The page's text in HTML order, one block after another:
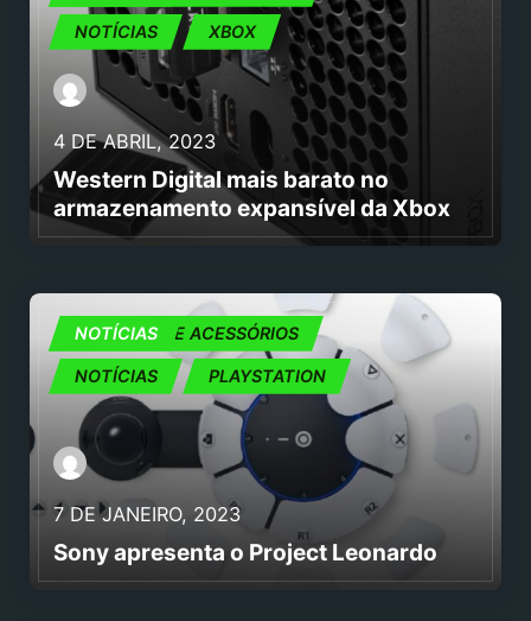
NOTÍCIAS XBOX
4 DE ABRIL, 2023
Western Digital mais barato no
armazenamento expansível da Xbox
CONSOLAS E ACESSÓRIOS
NOTÍCIAS PLAYSTATION
7 DE JANEIRO, 2023
Sony apresenta o Project Leonardo
NOTÍCIAS